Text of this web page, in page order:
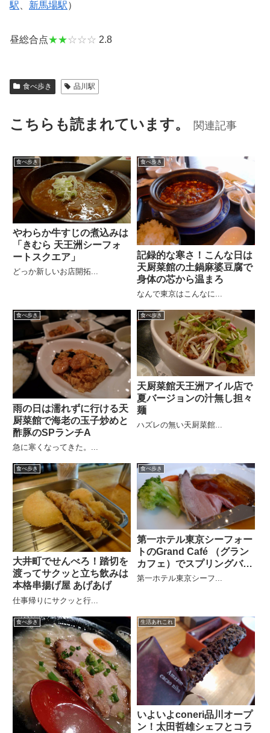
駅 新馬場駅）
昼総合点★★☆☆☆ 2.8
食べ歩き 品川駅
こちらも読まれています。 関連記事
食べ歩き
やわらか牛すじの煮込みは
「きむら 天王洲シーフォ
ートスクエア」
どっか新しいお店開拓...
食べ歩き
記録的な寒さ！こんな日は
天厨菜館の土鍋麻婆豆腐で
身体の芯から温まろ
なんで東京はこんなに...
食べ歩き
雨の日は濡れずに行ける天
厨菜館で海老の玉子炒めと
酢豚のSPランチA
急に寒くなってきた。...
食べ歩き
天厨菜館天王洲アイル店で
夏バージョンの汁無し担々
麺
ハズレの無い天厨菜館...
食べ歩き
大井町でせんべろ！踏切を
渡ってサクッと立ち飲みは
本格串揚げ屋 あげあげ
仕事帰りにサクッと行...
食べ歩き
第一ホテル東京シーフォー
トのGrand Café （グラン
カフェ）でスプリングバイ
キング
第一ホテル東京シーフ...
食べ歩き 生活あれこれ
いよいよconeri品川オープ
ン！太田哲雄シェフとコラ